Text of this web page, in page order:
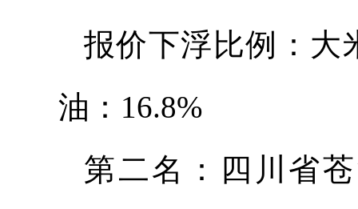
报价下浮比例：大
油：16.8%
第二名：四川省